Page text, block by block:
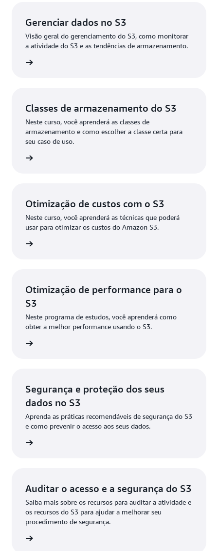
Gerenciar dados no S3
Visão geral do gerenciamento do S3, como monitorar
a atividade do S3 e as tendências de armazenamento.
Classes de armazenamento do S3
Neste curso, você aprenderá as classes de
armazenamento e como escolher a classe certa para
seu caso de uso.
Otimização de custos com o S3
Neste curso, você aprenderá as técnicas que poderá
usar para otimizar os custos do Amazon S3.
Otimização de performance para o
S3
Neste programa de estudos, você aprenderá como
obter a melhor performance usando o S3.
Segurança e proteção dos seus
dados no S3
Aprenda as práticas recomendáveis de segurança do S3
e como prevenir o acesso aos seus dados.
Auditar o acesso e a segurança do S3
Saiba mais sobre os recursos para auditar a atividade e
os recursos do S3 para ajudar a melhorar seu
procedimento de segurança.